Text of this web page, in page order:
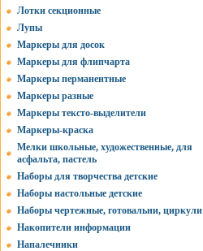
Лотки секционные
Лупы
Маркеры для досок
Маркеры для флипчарта
Маркеры перманентные
Маркеры разные
Маркеры тексто-выделители
Маркеры-краска
Мелки школьные, художественные, для
асфальта, пастель
Наборы для творчества детские
Наборы настольные детские
Наборы чертежные, готовальни, циркули
Накопители информации
Напалечники